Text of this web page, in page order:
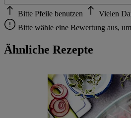
Bitte Pfeile benutzen
Vielen
Bitte wähle eine Bewertung aus,
Ähnliche Rezepte